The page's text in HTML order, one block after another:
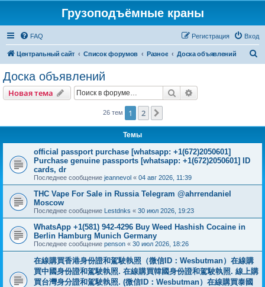
Грузоподъёмные краны
FAQ Вход
Регистрация
Центральный сайт Список форумов Разное Доска объявлений
Доска объявлений
Новая тема Поиск
26 тем 1 2
Темы
official passport purchase [whatsapp: +1(672)2050601]
Purchase genuine passports [whatsapp: +1(672)2050601] ID
cards, dr
Последнее сообщение jeannevol « 04 авг 2026, 11:39
THC Vape For Sale in Russia Telegram @ahrrendaniel
Moscow
Последнее сообщение Lestdnks « 30 июл 2026, 19:23
WhatsApp +1(581) 942-4296 Buy Weed Hashish Cocaine in
Berlin Hamburg Munich Germany
Последнее сообщение penson « 30 июл 2026, 18:26
在線購買香港身份證和駕駛執照（微信ID：Wesbutman）在線購
買中國身份證和駕駛執照. 在線購買韓國身份證和駕駛執照. 線上購
買台灣身分證和駕駛執照. (微信ID：Wesbutman）在線購買泰國